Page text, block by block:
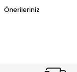
Önerileriniz